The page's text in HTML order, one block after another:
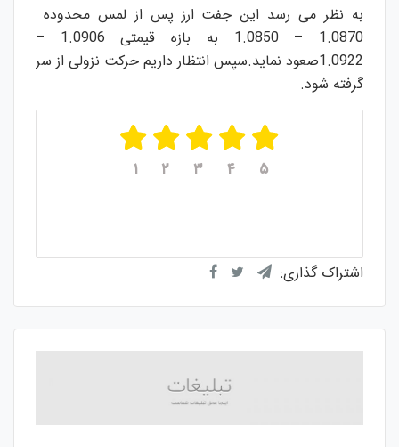
به نظر می رسد این جفت ارز پس از لمس محدوده
1.0870 – 1.0850 به بازه قیمتی 1.0906 –
1.0922صعود نماید.سپس انتظار داریم حرکت نزولی از سر
گرفته شود.
۱ ۲ ۳ ۴ ۵
اشتراک گذاری: